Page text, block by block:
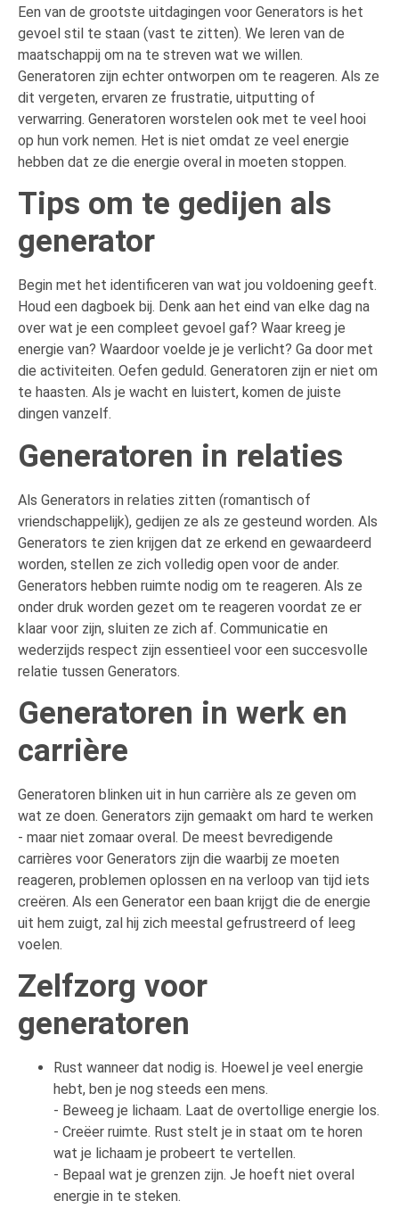
Een van de grootste uitdagingen voor Generators is het
gevoel stil te staan (vast te zitten). We leren van de
maatschappij om na te streven wat we willen.
Generatoren zijn echter ontworpen om te reageren. Als ze
dit vergeten, ervaren ze frustratie, uitputting of
verwarring. Generatoren worstelen ook met te veel hooi
op hun vork nemen. Het is niet omdat ze veel energie
hebben dat ze die energie overal in moeten stoppen.
Tips om te gedijen als
generator
Begin met het identificeren van wat jou voldoening geeft.
Houd een dagboek bij. Denk aan het eind van elke dag na
over wat je een compleet gevoel gaf? Waar kreeg je
energie van? Waardoor voelde je je verlicht? Ga door met
die activiteiten. Oefen geduld. Generatoren zijn er niet om
te haasten. Als je wacht en luistert, komen de juiste
dingen vanzelf.
Generatoren in relaties
Als Generators in relaties zitten (romantisch of
vriendschappelijk), gedijen ze als ze gesteund worden. Als
Generators te zien krijgen dat ze erkend en gewaardeerd
worden, stellen ze zich volledig open voor de ander.
Generators hebben ruimte nodig om te reageren. Als ze
onder druk worden gezet om te reageren voordat ze er
klaar voor zijn, sluiten ze zich af. Communicatie en
wederzijds respect zijn essentieel voor een succesvolle
relatie tussen Generators.
Generatoren in werk en
carrière
Generatoren blinken uit in hun carrière als ze geven om
wat ze doen. Generators zijn gemaakt om hard te werken
- maar niet zomaar overal. De meest bevredigende
carrières voor Generators zijn die waarbij ze moeten
reageren, problemen oplossen en na verloop van tijd iets
creëren. Als een Generator een baan krijgt die de energie
uit hem zuigt, zal hij zich meestal gefrustreerd of leeg
voelen.
Zelfzorg voor
generatoren
Rust wanneer dat nodig is. Hoewel je veel energie
hebt, ben je nog steeds een mens.
- Beweeg je lichaam. Laat de overtollige energie los.
- Creëer ruimte. Rust stelt je in staat om te horen
wat je lichaam je probeert te vertellen.
- Bepaal wat je grenzen zijn. Je hoeft niet overal
energie in te steken.